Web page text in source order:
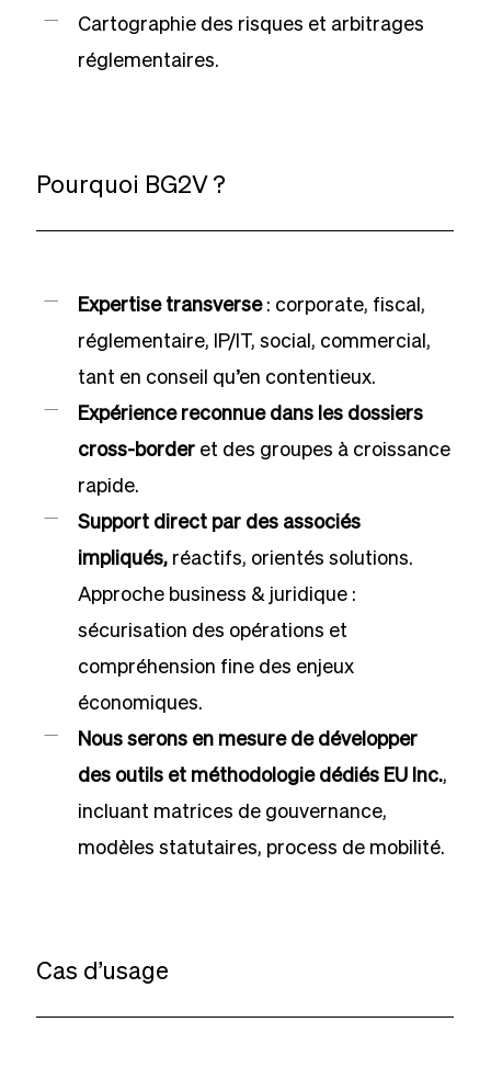
Cartographie des risques et arbitrages
réglementaires.
Pourquoi BG2V ?
Expertise transverse: corporate, fiscal,
réglementaire, IP/IT, social, commercial,
tant en conseil qu’en contentieux.
Expérience reconnue dans les dossiers
cross-border et des groupes à croissance
rapide.
Support direct par des associés
impliqués, réactifs, orientés solutions.
Approche business & juridique :
sécurisation des opérations et
compréhension fine des enjeux
économiques.
Nous serons en mesure de développer
des outils et méthodologie dédiés EU Inc.,
incluant matrices de gouvernance,
modèles statutaires, process de mobilité.
Cas d’usage